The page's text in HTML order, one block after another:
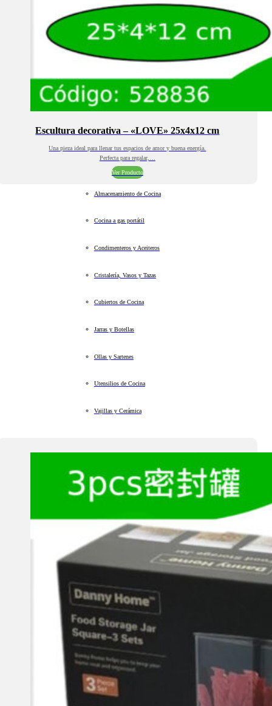
Escultura decorativa – «LOVE» 25x4x12 cm
Una pieza ideal para llenar tus espacios de amor y buena energía.
Perfecta para regalar,…
Ver Producto
Almacenamiento de Cocina
Cocina a gas portátil
Condimenteros y Aceiteros
Cristalería, Vasos y Tazas
Cubiertos de Cocina
Jarras y Botellas
Ollas y Sartenes
Utensilios de Cocina
Vajillas y Cerámica